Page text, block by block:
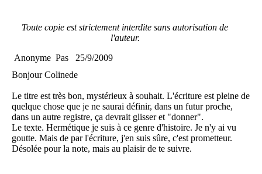
Toute copie est strictement interdite sans autorisation de
l'auteur.
Anonyme Pas
25/9/2009
Bonjour Colinede
Le titre est très bon, mystérieux à souhait. L'écriture est pleine de
quelque chose que je ne saurai définir, dans un futur proche,
dans un autre registre, ça devrait glisser et "donner".
Le texte. Hermétique je suis à ce genre d'histoire. Je n'y ai vu
goutte. Mais de par l'écriture, j'en suis sûre, c'est prometteur.
Désolée pour la note, mais au plaisir de te suivre.